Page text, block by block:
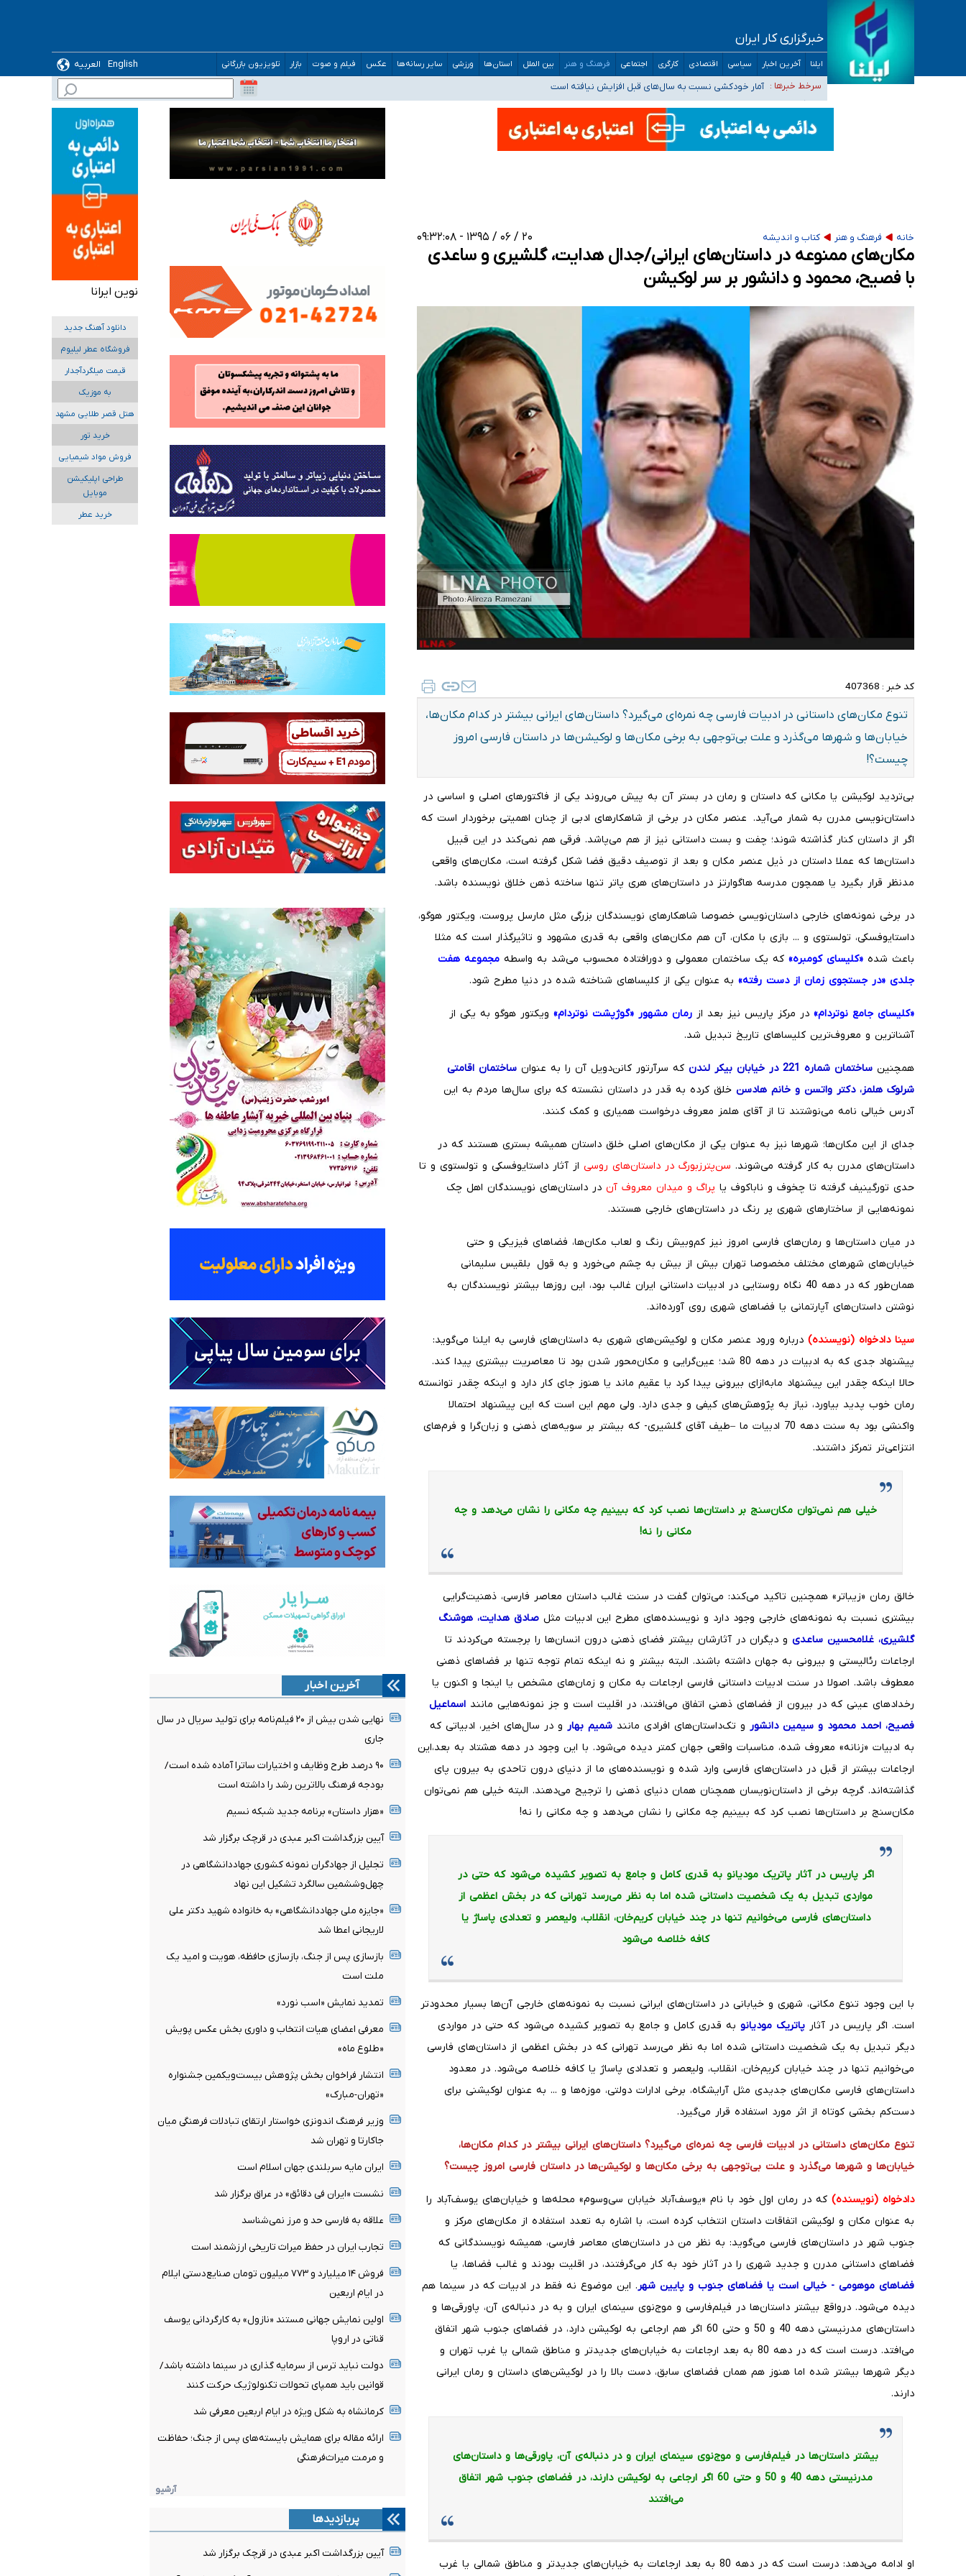
خبرگزاری کار ایران
ایلنا آخرین اخبار سیاسی اقتصادی کارگری اجتماعی فرهنگ و هنر بین الملل استان‌ها ورزشی سایر رسانه‌ها عکس فیلم و صوت بازار تلویزیون بازرگانی English
العربیه
سرخط خبرها :
سیدحسن خمینی عزادار شد
آمار خودکشی نسبت به سال‌های قبل افزایش نیافته است
دستگیری عامل اصلی حادثه فوت حمیدرضا رجب‌زاده
نباید تفسیرهای سلیقه‌ای از مواضع رسمی کشور ارائه شود
«زیرمیزی» برای داوطلبان پزشکی سراب است/ دریافت‌های غیرمتعارف در شأن پزشکی و کشورمان نیست/ نظام سلامت جلوی این رویه را بگیرد
خانه فرهنگ و هنر کتاب و اندیشه ۲۰ / ۰۶ / ۱۳۹۵ - ۰۹:۳۲:۰۸
مکان‌های ممنوعه در داستان‌های ایرانی/جدال هدایت، گلشیری و ساعدی
با فصیح، محمود و دانشور بر سر لوکیشن
کد خبر : 407368
تنوع مکان‌های داستانی در ادبیات فارسی چه نمره‌ای می‌گیرد؟ داستان‌های ایرانی بیشتر در کدام مکان‌ها،
خیابان‌ها و شهرها می‌گذرد و علت بی‌توجهی به برخی مکان‌ها و لوکیشن‌ها در داستان فارسی امروز
چیست؟!
بی‌تردید لوکیشن یا مکانی که داستان و رمان در بستر آن به پیش می‌روند یکی از فاکتورهای اصلی و اساسی در
داستان‌نویسی مدرن به شمار می‌آید. عنصر مکان در برخی از شاهکارهای ادبی از چنان اهمیتی برخوردار است که
اگر از داستان کنار گذاشته شوند؛ چفت و بست داستانی نیز از هم می‌پاشد. فرقی هم نمی‌کند در این قبیل
داستان‌ها که عملا داستان در ذیل عنصر مکان و بعد از توصیف دقیق فضا شکل گرفته است، مکان‌های واقعی
مدنظر قرار بگیرد یا همچون مدرسه هاگوارتز در داستان‌های هری پاتر تنها ساخته ذهن خلاق نویسنده باشد.
در برخی نمونه‌های خارجی داستان‌نویسی خصوصا شاهکارهای نویسندگان بزرگی مثل مارسل پروست، ویکتور هوگو،
داستایوفسکی، تولستوی و ... بازی با مکان، آن هم مکان‌های واقعی به قدری مشهود و تاثیرگذار است که مثلا
باعث شده «کلیسای کومبره» که یک ساختمان معمولی و دورافتاده محسوب می‌شد به واسطه مجموعه هفت
جلدی «در جستجوی زمان از دست رفته» به عنوان یکی از کلیساهای شناخته شده در دنیا مطرح شود.
«کلیسای جامع نوتردام» در مرکز پاریس نیز بعد از رمان مشهور «گوژپشت نوتردام» ویکتور هوگو به یکی از
آشناترین و معروف‌ترین کلیساهای تاریخ تبدیل شد.
همچنین ساختمان شماره 221 در خیابان بیکر لندن که سرآرتور کانن‌دویل آن را به عنوان ساختمان اقامتی
شرلوک هلمز، دکتر واتسن و خانم ‌هادسن خلق کرده به قدر در داستان نشسته که برای سال‌ها مردم به این
آدرس خیالی نامه می‌نوشتند تا از آقای هلمز معروف درخواست همیاری و کمک کنند.
جدای از این مکان‌ها؛ شهرها نیز به عنوان یکی از مکان‌های اصلی خلق داستان همیشه بستری هستند که در
داستان‌های مدرن به کار گرفته می‌شوند. سن‌پترزبورگ در داستان‌های روسی از آثار داستایوفسکی و تولستوی و تا
حدی تورگینیف گرفته تا چخوف و ناباکوف یا پراگ و میدان معروف آن در داستان‌های نویسندگان اهل چک
نمونه‌هایی از ساختارهای شهری پر رنگ در داستان‌های خارجی هستند.
در میان داستان‌ها و رمان‌های فارسی امروز نیز کم‌وبیش رنگ و لعاب مکان‌ها، فضاهای فیزیکی و حتی
خیابان‌های شهرهای مختلف مخصوصا تهران بیش از بیش به چشم می‌خورد و به قول بلقیس سلیمانی
همان‌طور که در دهه 40 نگاه روستایی در ادبیات داستانی ایران غالب بود، این روزها بیشتر نویسندگان به
نوشتن داستان‌های آپارتمانی یا فضاهای شهری روی آورده‌اند.
سینا دادخواه (نویسنده) درباره ورود عنصر مکان و لوکیشن‌های شهری به داستان‌های فارسی به ایلنا می‌گوید:
پیشنهاد جدی که به ادبیات در دهه 80 شد؛ عین‌گرایی و مکان‌محور شدن بود تا معاصریت بیشتری پیدا کند.
حالا اینکه چقدر این پیشنهاد مابه‌ازای بیرونی پیدا کرد یا عقیم ماند یا هنوز جای کار دارد و اینکه چقدر توانسته
رمان خوب پدید بیاورد، نیاز به پژوهش‌های کیفی و جدی دارد. ولی مهم این است که این پیشنهاد احتمالا
واکنشی بود به سنت‌ دهه 70 ادبیات ما –طیف آقای گلشیری- که بیشتر بر سویه‌های ذهنی و زبان‌گرا و فرم‌های
انتزاعی‌تر تمرکز داشتند.
خیلی هم نمی‌توان مکان‌سنج بر داستان‌ها نصب کرد که ببینیم چه مکانی را نشان می‌دهد و چه
مکانی را نه!
خالق رمان «زیباتر» همچنین تاکید می‌کند: می‌توان گفت در سنت غالب داستان معاصر فارسی، ذهنیت‌گرایی
بیشتری نسبت به نمونه‌های خارجی وجود دارد و نویسنده‌های مطرح این ادبیات مثل صادق هدایت، هوشنگ
گلشیری، غلامحسین ساعدی و دیگران در آثارشان بیشتر فضای ذهنی درون انسان‌ها را برجسته می‌کردند تا
ارجاعات رئالیستی و بیرونی به جهان داشته باشند. البته بیشتر و نه اینکه تمام توجه تنها بر فضاهای ذهنی
معطوف باشد. اصولا در سنت ادبیات داستانی فارسی ارجاعات به مکان و زمان‌های مشخص یا اینجا و اکنون یا
رخدادهای عینی که در بیرون از فضاهای ذهنی اتفاق می‌افتند، در اقلیت است و جز نمونه‌هایی مانند اسماعیل
فصیح، احمد محمود و سیمین دانشور و تک‌داستان‌های افرادی مانند شمیم بهار و در سال‌های اخیر، ادبیاتی که
به ادبیات «زنانه» معروف شده، مناسبات واقعی جهان کمتر دیده می‌شود. با این وجود در دهه هشتاد به بعد،این
ارجاعات بیشتر از قبل در داستان‌های فارسی وارد شده و نویسنده‌های ما از دنیای درون تاحدی به بیرون پای
گذاشته‌اند. گرچه برخی از داستان‌نویسان همچنان همان دنیای ذهنی را ترجیح می‌دهند. البته خیلی هم نمی‌توان
مکان‌سنج بر داستان‌ها نصب کرد که ببینیم چه مکانی را نشان می‌دهد و چه مکانی را نه!
اگر پاریس در آثار پاتریک مودیانو به قدری کامل و جامع به تصویر کشیده می‌شود که حتی در
مواردی تبدیل به یک شخصیت داستانی شده اما به نظر می‌رسد تهرانی که در بخش اعظمی از
داستان‌های فارسی می‌خوانیم تنها در چند خیابان کریم‌خان، انقلاب، ولیعصر و تعدادی پاساژ یا
کافه خلاصه می‌شود
با این وجود تنوع مکانی، شهری و خیابانی در داستان‌های ایرانی نسبت به نمونه‌های خارجی آن‌ها بسیار محدودتر
است. اگر پاریس در آثار پاتریک مودیانو به قدری کامل و جامع به تصویر کشیده می‌شود که حتی در مواردی
دیگر تبدیل به یک شخصیت داستانی شده اما به نظر می‌رسد تهرانی که در بخش اعظمی از داستان‌های فارسی
می‌خوانیم تنها در چند خیابان کریم‌خان، انقلاب، ولیعصر و تعدادی پاساژ یا کافه خلاصه می‌شود. در معدود
داستان‌های فارسی مکان‌های جدیدی مثل آرایشگاه، برخی ادارات دولتی، موزه‌ها و ... به عنوان لوکیشنی برای
دست‌کم بخشی کوتاه از اثر مورد استفاده قرار می‌گیرد.
تنوع مکان‌های داستانی در ادبیات فارسی چه نمره‌ای می‌گیرد؟ داستان‌های ایرانی بیشتر در کدام مکان‌ها،
خیابان‌ها و شهرها می‌گذرد و علت بی‌توجهی به برخی مکان‌ها و لوکیشن‌ها در داستان فارسی امروز چیست؟
دادخواه (نویسنده) که در رمان اول خود با نام «یوسف‌آباد خیابان سی‌وسوم» محله‌ها و خیابان‌های یوسف‌آباد را
به عنوان مکان و لوکیشن اتفاقات داستان انتخاب کرده است، با اشاره به تعدد استفاده از مکان‌های مرکز و
جنوب شهر در داستان‌های فارسی می‌گوید: به نظر من در داستان‌های معاصر فارسی، همیشه نویسندگانی که
فضاهای داستانی مدرن و جدید شهری را در آثار خود به کار می‌گرفتند، در اقلیت بودند و غالب فضاها، یا
فضاهای موهومی - خیالی است یا فضاهای جنوب و پایین شهر. این موضوع نه فقط در ادبیات که در سینما هم
دیده می‌شود. درواقع بیشتر داستان‌ها در فیلم‌فارسی و موج‌نوی سینمای ایران و به در دنباله‌ی آن، پاورقی‌ها و
داستا‌ن‌های مدرنیستی دهه 40 و 50 و حتی 60 اگر هم ارجاعی به لوکیشن دارد، در فضاهای جنوب شهر اتفاق
می‌افتد. درست است که در دهه 80 به بعد ارجاعات به خیابان‌های جدیدتر و مناطق شمالی‌ یا غرب تهران و
دیگر شهرها بیشتر شده اما هنوز هم همان فضاهای سابق، دست بالا را در لوکیشن‌های داستان و رمان ایرانی
دارند.
بیشتر داستان‌ها در فیلم‌فارسی و موج‌نوی سینمای ایران و در دنباله‌ی آن، پاورقی‌ها و داستا‌ن‌های
مدرنیستی دهه 40 و 50 و حتی 60 اگر ارجاعی به لوکیشن دارند، در فضاهای جنوب شهر اتفاق
می‌افتند
او ادامه می‌دهد: درست است که در دهه 80 به بعد ارجاعات به خیابان‌های جدیدتر و مناطق شمالی‌ یا غرب
آخرین اخبار
نهایی شدن بیش از ۲۰ فیلم‌نامه برای تولید سریال در سال
جاری
۹۰ درصد طرح وظایف و اختیارات ساترا آماده شده است/
بودجه فرهنگ بالاترین رشد را داشته است
«هزار داستان» برنامه جدید شبکه نسیم
آیین بزرگداشت اکبر عبدی در قرچک برگزار شد
تجلیل از جهادگران نمونه کشوری جهاددانشگاهی در
چهل‌وششمین سالگرد تشکیل این نهاد
«جایزه ملی جهاددانشگاهی» به خانواده شهید دکتر علی
لاریجانی اعطا شد
بازسازی پس از جنگ، بازسازی حافظه، هویت و امید یک
ملت است
تمدید نمایش «اسب نورد»
معرفی اعضای هیات انتخاب و داوری بخش عکس پویش
«طلوع ماه»
انتشار فراخوان بخش پژوهش بیست‌ویکمین جشنواره
«تهران-مبارک»
وزیر فرهنگ اندونزی خواستار ارتقای تبادلات فرهنگی میان
جاکارتا و تهران شد
ایران مایه سربلندی جهان اسلام است
نشست «ایران فی دقائق» در عراق برگزار شد
علاقه به فارسی حد و مرز نمی‌شناسد
تجارب ایران در حفظ میراث تاریخی ارزشمند است
فروش ۱۴ میلیارد و ۷۷۳ میلیون تومان صنایع‌دستی ایلام
در ایام اربعین
اولین نمایش جهانی مستند «نازول» به کارگردانی یوسف
قناتی در اروپا
دولت نباید ترس از سرمایه گذاری در سینما داشته باشد/
قوانین باید همپای تحولات تکنولوژیک حرکت کنند
کرمانشاه به شکل ویژه در ایام اربعین معرفی شد
ارائه مقاله برای همایش بایسته‌های پس از جنگ؛ حفاظت
و مرمت میراث‌فرهنگی
آرشیو
پربازدیدها
آیین بزرگداشت اکبر عبدی در قرچک برگزار شد
نوین ایرانا
دانلود آهنگ جدید
فروشگاه عطر لیلیوم
قیمت میلگردآجدار
به موزیک
هتل قصر طلایی مشهد
خرید تور
فروش مواد شیمیایی
طراحی اپلیکیشن
موبایل
خرید عطر